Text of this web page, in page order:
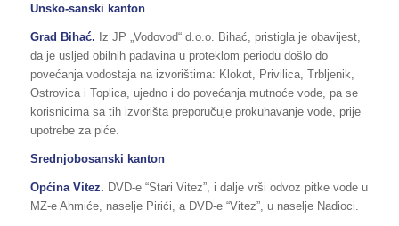
Unsko-sanski kanton
Grad Bihać. Iz JP „Vodovod“ d.o.o. Bihać, pristigla je obavijest,
da je usljed obilnih padavina u proteklom periodu došlo do
povećanja vodostaja na izvorištima: Klokot, Privilica, Trbljenik,
Ostrovica i Toplica, ujedno i do povećanja mutnoće vode, pa se
korisnicima sa tih izvorišta preporučuje prokuhavanje vode, prije
upotrebe za piće.
Srednjobosanski kanton
Općina Vitez. DVD-e “Stari Vitez”, i dalje vrši odvoz pitke vode u
MZ-e Ahmiće, naselje Pirići, a DVD-e “Vitez”, u naselje Nadioci.